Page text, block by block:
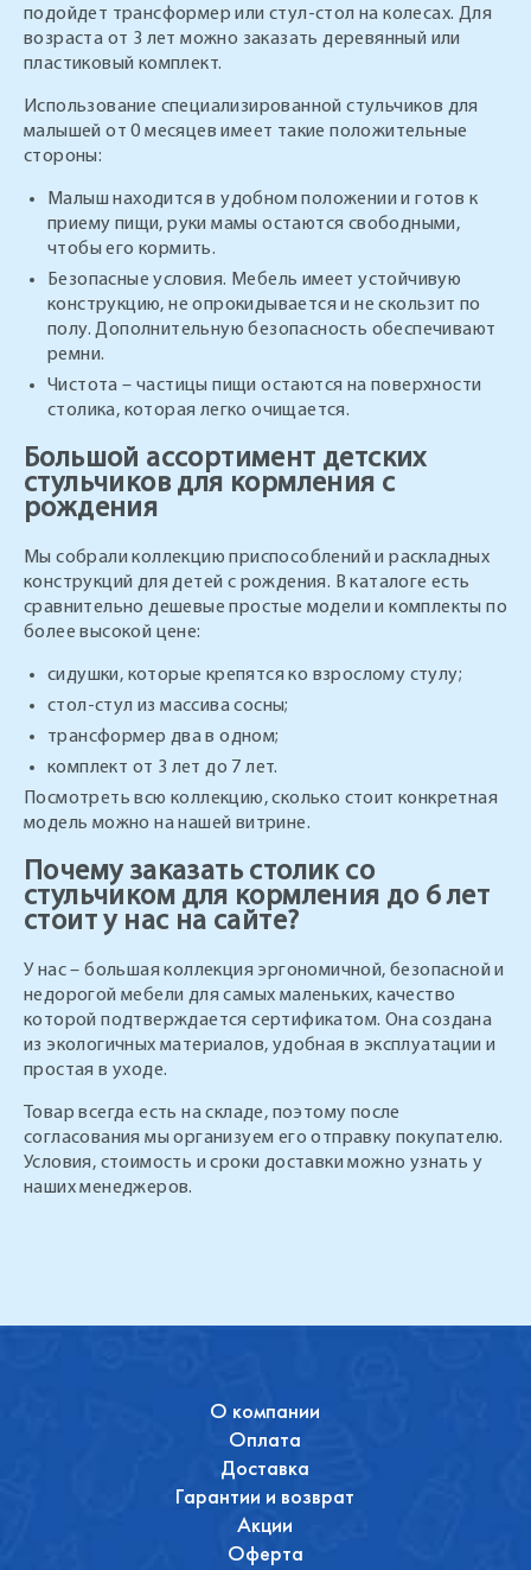
подойдет трансформер или стул-стол на колесах. Для
возраста от 3 лет можно заказать деревянный или
пластиковый комплект.
Использование специализированной стульчиков для
малышей от 0 месяцев имеет такие положительные
стороны:
Малыш находится в удобном положении и готов к
приему пищи, руки мамы остаются свободными,
чтобы его кормить.
Безопасные условия. Мебель имеет устойчивую
конструкцию, не опрокидывается и не скользит по
полу. Дополнительную безопасность обеспечивают
ремни.
Чистота – частицы пищи остаются на поверхности
столика, которая легко очищается.
Большой ассортимент детских
стульчиков для кормления с
рождения
Мы собрали коллекцию приспособлений и раскладных
конструкций для детей с рождения. В каталоге есть
сравнительно дешевые простые модели и комплекты по
более высокой цене:
сидушки, которые крепятся ко взрослому стулу;
стол-стул из массива сосны;
трансформер два в одном;
комплект от 3 лет до 7 лет.
Посмотреть всю коллекцию, сколько стоит конкретная
модель можно на нашей витрине.
Почему заказать столик со
стульчиком для кормления до 6 лет
стоит у нас на сайте?
У нас – большая коллекция эргономичной, безопасной и
недорогой мебели для самых маленьких, качество
которой подтверждается сертификатом. Она создана
из экологичных материалов, удобная в эксплуатации и
простая в уходе.
Товар всегда есть на складе, поэтому после
согласования мы организуем его отправку покупателю.
Условия, стоимость и сроки доставки можно узнать у
наших менеджеров.
О компании
Оплата
Доставка
Гарантии и возврат
Акции
Оферта